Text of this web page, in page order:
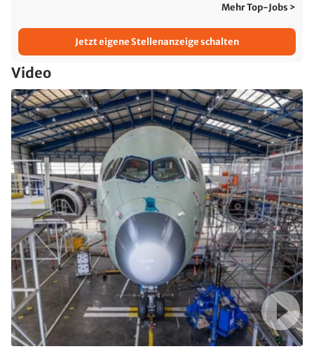
Mehr Top-Jobs >
Jetzt eigene Stellenanzeige schalten
Video